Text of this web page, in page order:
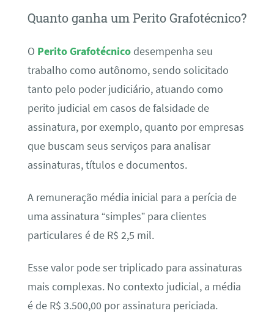
Quanto ganha um Perito Grafotécnico?
O Perito Grafotécnicodesempenha seu
trabalho como autônomo, sendo solicitado
tanto pelo poder judiciário, atuando como
perito judicial em casos de falsidade de
assinatura, por exemplo, quanto por empresas
que buscam seus serviços para analisar
assinaturas, títulos e documentos.
A remuneração média inicial para a perícia de
uma assinatura “simples” para clientes
particulares é de R$ 2,5 mil.
Esse valor pode ser triplicado para assinaturas
mais complexas. No contexto judicial, a média
é de R$ 3.500,00 por assinatura periciada.